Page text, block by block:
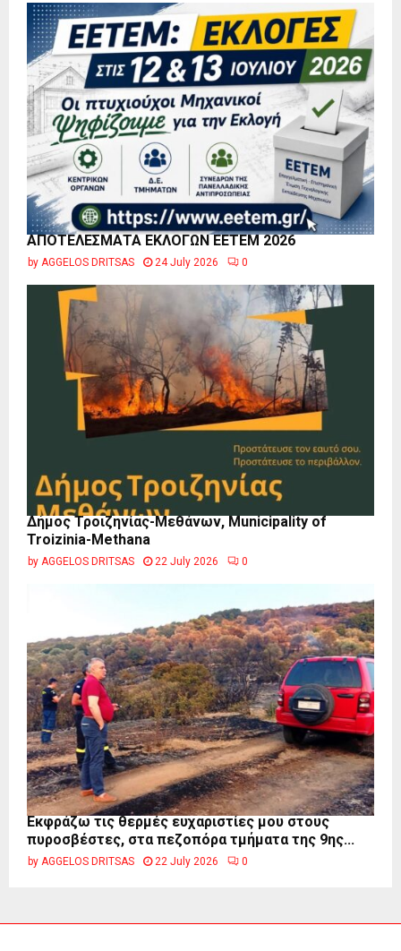
ΑΠΟΤΕΛΕΣΜΑΤΑ ΕΚΛΟΓΩΝ ΕΕΤΕΜ 2026
by AGGELOS DRITSAS 24 July 2026 0
Δήμος Τροιζηνίας-Μεθάνων, Municipality of
Troizinia-Methana
by AGGELOS DRITSAS 22 July 2026 0
Εκφράζω τις θερμές ευχαριστίες μου στους
πυροσβέστες, στα πεζοπόρα τμήματα της 9ης...
by AGGELOS DRITSAS 22 July 2026 0